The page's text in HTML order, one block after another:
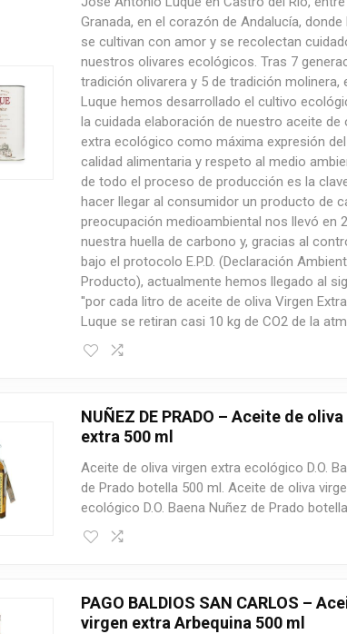
Granada, en el corazón de Andalucía,
se cultivan con amor y se recolectan
nuestros olivares ecológicos. Tras 7
tradición olivarera y 5 de tradición molinera,
Luque hemos desarrollado el cultivo
la cuidada elaboración de nuestro aceite de
extra ecológico como máxima expresión
calidad alimentaria y respeto al medio
de todo el proceso de producción es la
hacer llegar al consumidor un producto de
preocupación medioambiental nos llevó en
nuestra huella de carbono y, gracias al
bajo el protocolo E.P.D. (Declaración
Producto), actualmente hemos llegado al
''por cada litro de aceite de oliva Virgen
Luque se retiran casi 10 kg de CO2 de la
NUÑEZ DE PRADO – Aceite de
extra 500 ml
Aceite de oliva virgen extra ecológico D.O.
de Prado botella 500 ml. Aceite de oliva
ecológico D.O. Baena Nuñez de Prado
PAGO BALDIOS SAN CARLOS –
virgen extra Arbequina 500 ml